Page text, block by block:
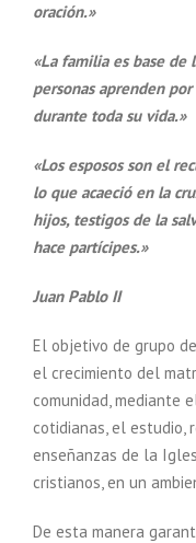
oración.»
«La familia es base de
personasaprenden
durante toda su vida.»
«Los esposos son el
lo que acaeció en la
hijos, testigos de la
hace partícipes.»
Juan Pablo II
El objetivo de grupo
el crecimiento del
comunidad, mediante
cotidianas, el estudio,
enseñanzas de la
cristianos, en un
De esta manera